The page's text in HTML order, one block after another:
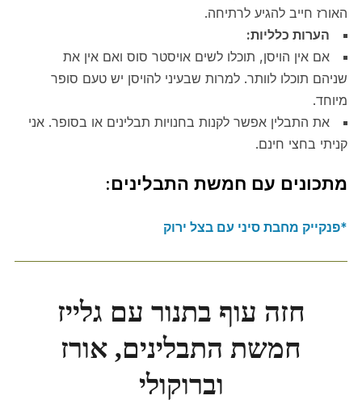
האורז חייב להגיע לרתיחה.
הערות כלליות:
אם אין הויסן, תוכלו לשים אויסטר סוס ואם אין את
שניהם תוכלו לוותר. למרות שבעיני להויסן יש טעם סופר
מיוחד.
את התבלין אפשר לקנות בחנויות תבלינים או בסופר. אני
קניתי בחצי חינם.
מתכונים עם חמשת התבלינים:
*פנקייק מחבת סיני עם בצל ירוק
חזה עוף בתנור עם גלייז
חמשת התבלינים, אורז
וברוקולי